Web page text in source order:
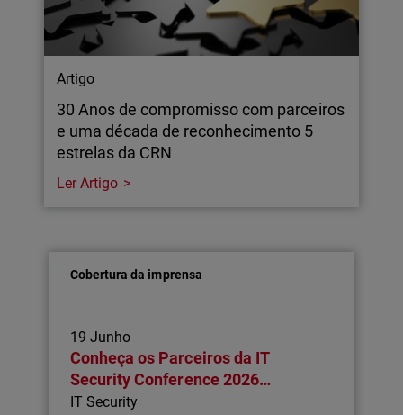
Artigo
30 Anos de compromisso com parceiros
e uma década de reconhecimento 5
estrelas da CRN
Ler Artigo
Cobertura da imprensa
19 Junho
Conheça os Parceiros da IT
Security Conference 2026…
IT Security